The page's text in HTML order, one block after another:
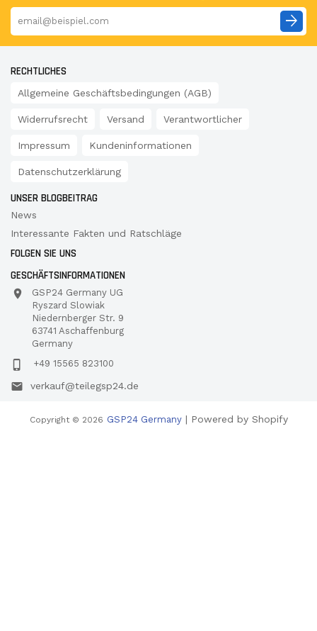
arrow_forward
RECHTLICHES
Allgemeine Geschäftsbedingungen (AGB)
Widerrufsrecht Versand Verantwortlicher
Impressum Kundeninformationen
Datenschutzerklärung
UNSER BLOGBEITRAG
News
Interessante Fakten und Ratschläge
FOLGEN SIE UNS
GESCHÄFTSINFORMATIONEN
GSP24 Germany UG
Ryszard Slowiak
Niedernberger Str. 9
63741 Aschaffenburg
Germany
+49 15565 823100
verkauf@teilegsp24.de
Copyright © 2026 GSP24 Germany| Powered by Shopify